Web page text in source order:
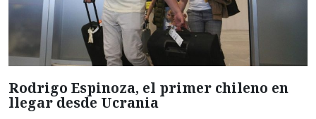
Rodrigo Espinoza, el primer chileno en
llegar desde Ucrania